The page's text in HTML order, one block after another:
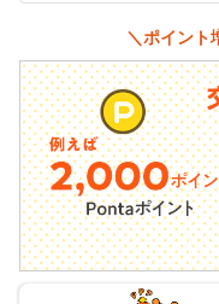
＼ポイント